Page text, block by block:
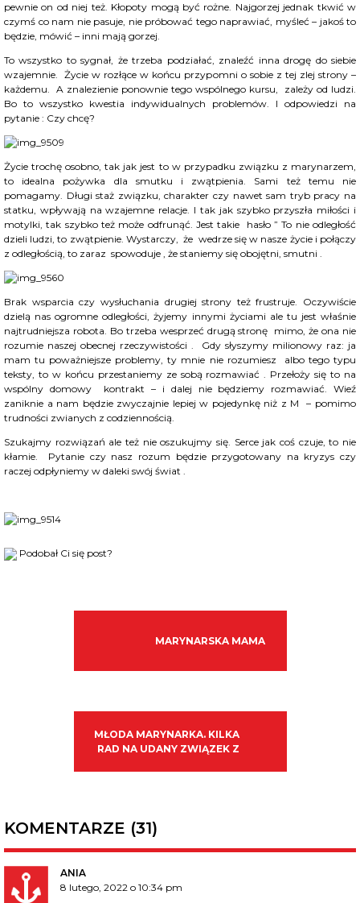
pewnie on od niej też. Kłopoty mogą być rożne. Najgorzej jednak tkwić w
czymś co nam nie pasuje, nie próbować tego naprawiać, myśleć – jakoś to
będzie, mówić – inni mają gorzej.
To wszystko to sygnał, że trzeba podziałać, znaleźć inna drogę do siebie
wzajemnie. Życie w rozłące w końcu przypomni o sobie z tej zlej strony –
każdemu. A znalezienie ponownie tego wspólnego kursu, zależy od ludzi.
Bo to wszystko kwestia indywidualnych problemów. I odpowiedzi na
pytanie : Czy chcę?
Życie trochę osobno, tak jak jest to w przypadku związku z marynarzem,
to idealna pożywka dla smutku i zwątpienia. Sami też temu nie
pomagamy. Długi staż związku, charakter czy nawet sam tryb pracy na
statku, wpływają na wzajemne relacje. I tak jak szybko przyszła miłości i
motylki, tak szybko też może odfrunąć. Jest takie hasło ” To nie odległość
dzieli ludzi, to zwątpienie. Wystarczy, że wedrze się w nasze życie i połączy
z odległością, to zaraz spowoduje , że staniemy się obojętni, smutni .
Brak wsparcia czy wysłuchania drugiej strony też frustruje. Oczywiście
dzielą nas ogromne odległości, żyjemy innymi życiami ale tu jest właśnie
najtrudniejsza robota. Bo trzeba wesprzeć drugą stronę mimo, że ona nie
rozumie naszej obecnej rzeczywistości . Gdy słyszymy milionowy raz: ja
mam tu poważniejsze problemy, ty mnie nie rozumiesz albo tego typu
teksty, to w końcu przestaniemy ze sobą rozmawiać . Przełoży się to na
wspólny domowy kontrakt – i dalej nie będziemy rozmawiać. Wieź
zaniknie a nam będzie zwyczajnie lepiej w pojedynkę niż z M – pomimo
trudności zwianych z codziennością.
Szukajmy rozwiązań ale też nie oszukujmy się. Serce jak coś czuje, to nie
kłamie. Pytanie czy nasz rozum będzie przygotowany na kryzys czy
raczej odpłyniemy w daleki swój świat .
Podobał Ci się post?
MARYNARSKA MAMA
MŁODA MARYNARKA. KILKA
RAD NA UDANY ZWIĄZEK Z
KOMENTARZE (31)
ANIA
8 lutego, 2022 o 10:34 pm